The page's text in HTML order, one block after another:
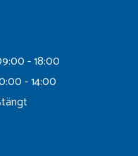
- 18:00
- 14:00